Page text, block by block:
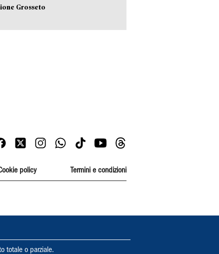
Grosseto
policy Termini e condizioni
totale o parziale.